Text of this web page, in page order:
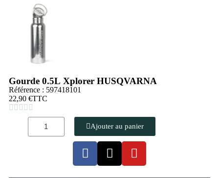
Gourde 0.5L Xplorer HUSQVARNA
Référence : 597418101
22,90 €TTC
    
Ajouter au panier